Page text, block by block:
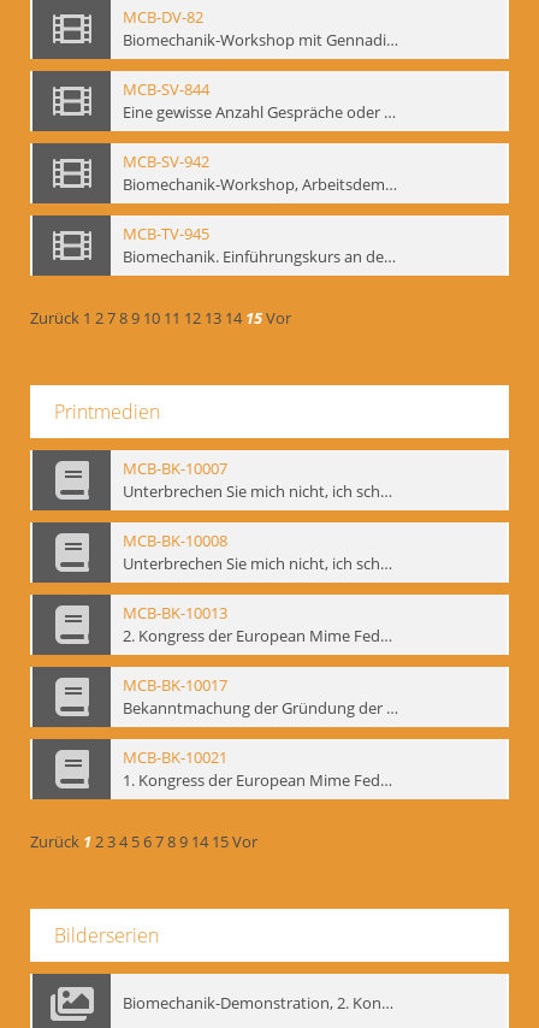
MCB-DV-82
Biomechanik-Workshop mit Gennadij Bogdanow, Berlin, 1997
MCB-SV-844
Eine gewisse Anzahl Gespräche oder das völlig unbearbeitete Stundenbuch, Berlin 1995.
MCB-SV-942
Biomechanik-Workshop, Arbeitsdemonstration in der Staatsoper unter den Linden 2002
MCB-TV-945
Biomechanik. Einführungskurs an der HfS "Ernst Busch" 1995 (Vorarbeiten zu den Inszenierungen von T. Ostermeier u. Chr. v. Treskow). Teil 2
Zurück 1 2789 10 11 12 13 14 15Vor
Printmedien
MCB-BK-10007
Unterbrechen Sie mich nicht, ich schweige - interne Signatur: BM-prt-215-f
MCB-BK-10008
Unterbrechen Sie mich nicht, ich schweige - interne Signatur: BM-prt-215-r
MCB-BK-10013
2. Kongress der European Mime Federation: „Rekonstruktion/Innovation“, Berlin Mai 1993 - interne Signatur: BM-prt-221
MCB-BK-10017
Bekanntmachung der Gründung der European Mime Federation - interne Signatur: BM-prt-225
MCB-BK-10021
1. Kongress der European Mime Federation, Amsterdam, September 1991 - interne Signatur: BM-prt-229
Zurück 1234 56789 14 15Vor
Bilderserien
Biomechanik-Demonstration, 2. Kongress der EMF, Mai 1995